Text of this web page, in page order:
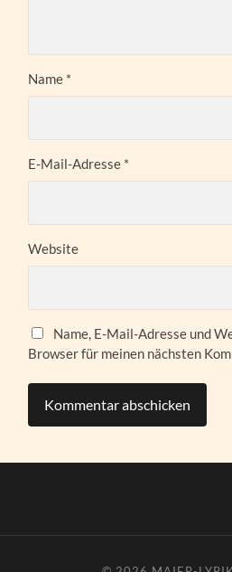
Name *
E-Mail-Adresse *
Website
Name, E-Mail-Adresse und
Browser für meinen nächsten